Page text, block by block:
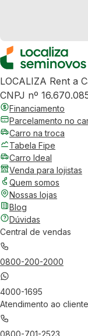
LOCALIZA Rent a
CNPJ nº
Financiamento
Parcelamento no
Carro na troca
Tabela Fipe
Carro Ideal
Venda para lojistas
Quem somos
Nossas lojas
Blog
Dúvidas
Central de vendas
0800-200-2000
4000-1695
Atendimento ao cliente
0800-701-2523